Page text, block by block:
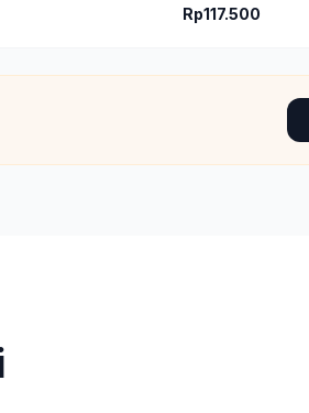
Rp117.500